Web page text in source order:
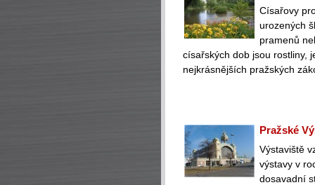
Císařovy
urozených
pramenů
císařských dob jsou rostliny,
nejkrásnějších pražských
Pražské
Výstaviště
výstavy v
dosavadní